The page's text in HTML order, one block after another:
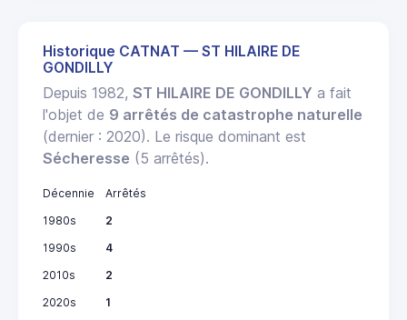
Historique CATNAT — ST HILAIRE DE
GONDILLY
Depuis 1982, ST HILAIRE DE GONDILLY a fait
l'objet de 9 arrêtés de catastrophe naturelle
(dernier : 2020). Le risque dominant est
Sécheresse (5 arrêtés).
Décennie
Arrêtés
1980s
2
1990s
4
2010s
2
2020s
1